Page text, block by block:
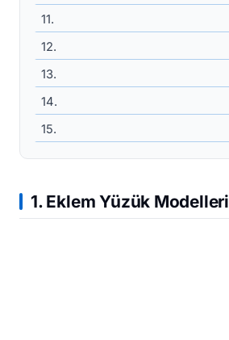
11.
12.
13.
14.
15.
1. Eklem Yüzük Modelleri